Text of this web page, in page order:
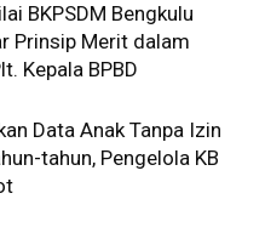
BKPSDM Bengkulu
Prinsip Merit dalam
Kepala BPBD
Data Anak Tanpa Izin
tahun, Pengelola KB